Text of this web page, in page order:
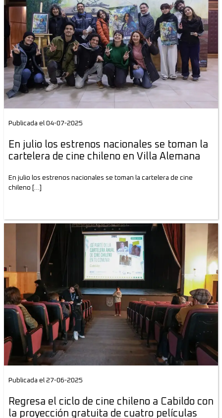
Publicada el 04-07-2025
En julio los estrenos nacionales se toman la
cartelera de cine chileno en Villa Alemana
En julio los estrenos nacionales se toman la cartelera de cine
chileno […]
Publicada el 27-06-2025
Regresa el ciclo de cine chileno a Cabildo con
la proyección gratuita de cuatro películas